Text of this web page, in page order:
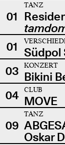
01
TANZ
01 Südpol
03
KONZERT
Bikini
04
CLUB
MOVE
09
TANZ
Oskar